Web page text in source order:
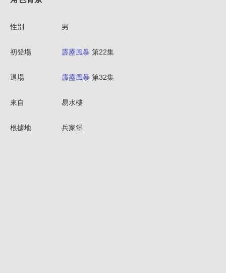
性別 男
初登場 霹靂風暴 第22集
退場 霹靂風暴 第32集
來自 易水樓
根據地 兵家堡